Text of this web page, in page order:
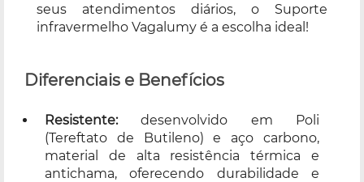
seus atendimentos diários, o Suporte
infravermelho Vagalumy é a escolha ideal!
Diferenciais e Benefícios
Resistente:desenvolvido em Poli
(Tereftato de Butileno) e aço carbono,
material de alta resistência térmica e
antichama, oferecendo durabilidade e